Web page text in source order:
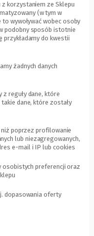
korzystaniem ze Sklepu
(w tym w
wywoływać wobec osoby
podobny sposób istotnie
przykładamy do kwestii
żadnych danych
reguły dane, które
dane, które zostały
poprzez profilowanie
lub niezagregowanych,
e-mail i IP lub cookies
preferencji oraz
dopasowania oferty